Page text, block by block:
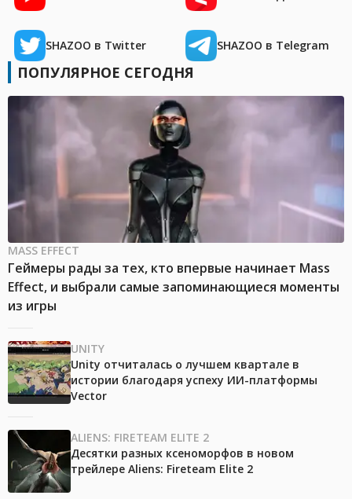
SHAZOO в Twitter SHAZOO в Telegram
ПОПУЛЯРНОЕ СЕГОДНЯ
MASS EFFECT
Геймеры рады за тех, кто впервые начинает Mass
Effect, и выбрали самые запоминающиеся моменты
из игры
UNITY
Unity отчиталась о лучшем квартале в
истории благодаря успеху ИИ-платформы
Vector
ALIENS: FIRETEAM ELITE 2
Десятки разных ксеноморфов в новом
трейлере Aliens: Fireteam Elite 2